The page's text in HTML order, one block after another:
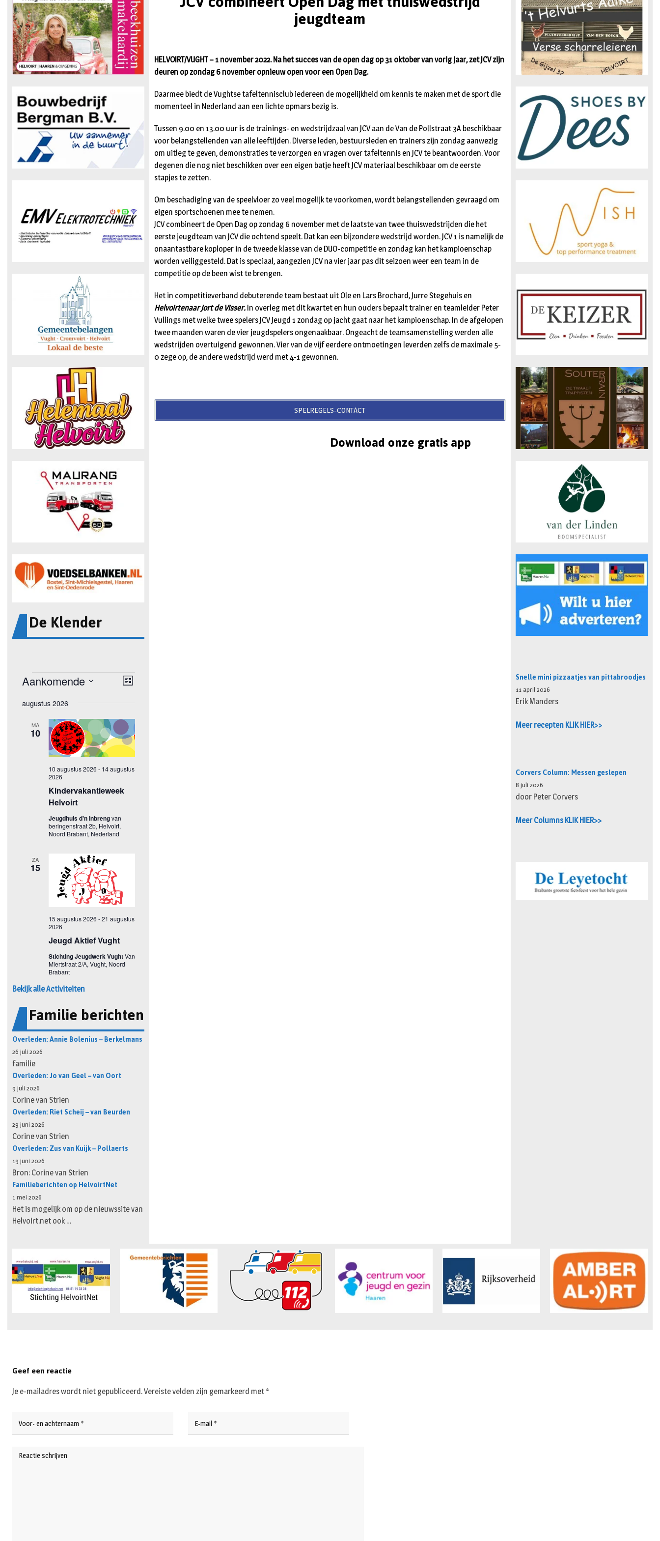
De Klender
Bekijk alle Activiteiten
Familie berichten
Overleden: Annie Bolenius – Berkelmans
26 juli 2026
familie
Overleden: Jo van Geel – van Oort
9 juli 2026
Corine van Strien
Overleden: Riet Scheij – van Beurden
29 juni 2026
Corine van Strien
Overleden: Zus van Kuijk – Pollaerts
19 juni 2026
Bron: Corine van Strien
Familieberichten op HelvoirtNet
1 mei 2026
Het is mogelijk om op de nieuwssite van
Helvoirt.net ook …
jeugdteam
HELVOIRT/VUGHT – 1 november 2022. Na het succes van de open dag op 31 oktober van vorig jaar, zet JCV zijn
deuren op zondag 6 november opnieuw open voor een Open Dag.
Daarmee biedt de Vughtse tafeltennisclub iedereen de mogelijkheid om kennis te maken met de sport die
momenteel in Nederland aan een lichte opmars bezig is.
Tussen 9.00 en 13.00 uur is de trainings- en wedstrijdzaal van JCV aan de Van de Pollstraat 3A beschikbaar
voor belangstellenden van alle leeftijden. Diverse leden, bestuursleden en trainers zijn zondag aanwezig
om uitleg te geven, demonstraties te verzorgen en vragen over tafeltennis en JCV te beantwoorden. Voor
degenen die nog niet beschikken over een eigen batje heeft JCV materiaal beschikbaar om de eerste
stapjes te zetten.
Om beschadiging van de speelvloer zo veel mogelijk te voorkomen, wordt belangstellenden gevraagd om
eigen sportschoenen mee te nemen.
JCV combineert de Open Dag op zondag 6 november met de laatste van twee thuiswedstrijden die het
eerste jeugdteam van JCV die ochtend speelt. Dat kan een bijzondere wedstrijd worden. JCV 1 is namelijk de
onaantastbare koploper in de tweede klasse van de DUO-competitie en zondag kan het kampioenschap
worden veiliggesteld. Dat is speciaal, aangezien JCV na vier jaar pas dit seizoen weer een team in de
competitie op de been wist te brengen.
Het in competitieverband debuterende team bestaat uit Ole en Lars Brochard, Jurre Stegehuis en
Helvoirtenaar Jort de Visser. In overleg met dit kwartet en hun ouders bepaalt trainer en teamleider Peter
Vullings met welke twee spelers JCV Jeugd 1 zondag op jacht gaat naar het kampioenschap. In de afgelopen
twee maanden waren de vier jeugdspelers ongenaakbaar. Ongeacht de teamsamenstelling werden alle
wedstrijden overtuigend gewonnen. Vier van de vijf eerdere ontmoetingen leverden zelfs de maximale 5-
0 zege op, de andere wedstrijd werd met 4-1 gewonnen.
SPELREGELS-CONTACT
Download onze gratis app
Snelle mini pizzaatjes van pittabroodjes
11 april 2026
Erik Manders
Meer recepten KLIK HIER>>
Corvers Column: Messen geslepen
8 juli 2026
door Peter Corvers
Meer Columns KLIK HIER>>
Geef een reactie
Je e-mailadres wordt niet gepubliceerd.Vereiste velden zijn gemarkeerd met *
n